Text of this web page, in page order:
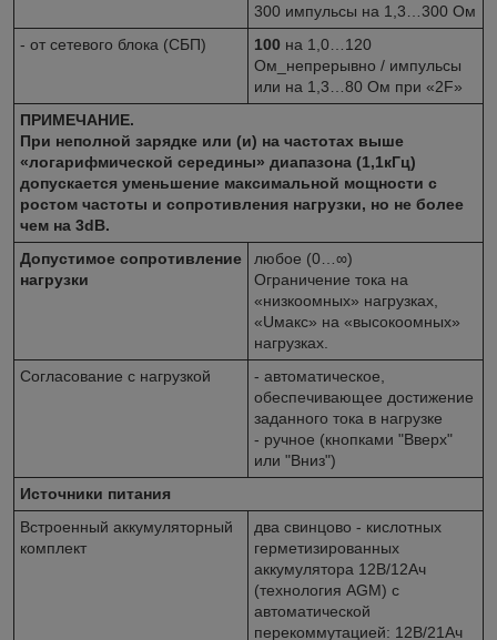
300 импульсы на 1,3…300 Ом
- от сетевого блока (СБП)
100 на 1,0…120
Ом_непрерывно / импульсы
или на 1,3…80 Ом при «2F»
ПРИМЕЧАНИЕ.
При неполной зарядке или (и) на частотах выше
«логарифмической середины» диапазона (1,1кГц)
допускается уменьшение максимальной мощности с
ростом частоты и сопротивления нагрузки, но не более
чем на 3dB.
Допустимое сопротивление
нагрузки
любое (0…∞)
Ограничение тока на
«низкоомных» нагрузках,
«Uмакс» на «высокоомных»
нагрузках.
Согласование с нагрузкой
- автоматическое,
обеспечивающее достижение
заданного тока в нагрузке
- ручное (кнопками "Вверх"
или "Вниз")
Источники питания
Встроенный аккумуляторный
комплект
два свинцово - кислотных
герметизированных
аккумулятора 12В/12Ач
(технология AGM) с
автоматической
перекоммутацией: 12В/21Ач